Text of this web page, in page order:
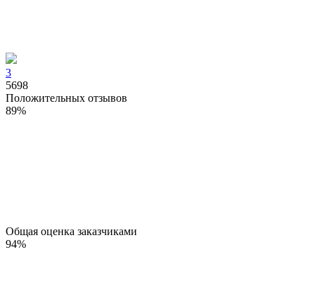
3
5698
Положительных отзывов
89%
Общая оценка заказчиками
94%